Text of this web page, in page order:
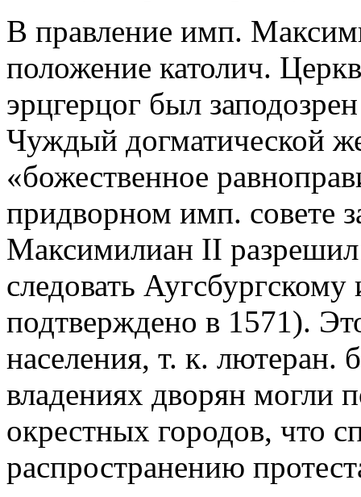
В правление имп.
положение католич.
эрцгерцог был
Чуждый догматической
«божественное
придворном имп. совете
Максимилиан II
следовать
подтверждено в 1571).
населения, т. к. лютеран.
владениях дворян могли
окрестных городов, что
распространению